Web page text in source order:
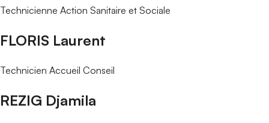
Technicienne Action Sanitaire et Sociale
FLORIS Laurent
Technicien Accueil Conseil
REZIG Djamila